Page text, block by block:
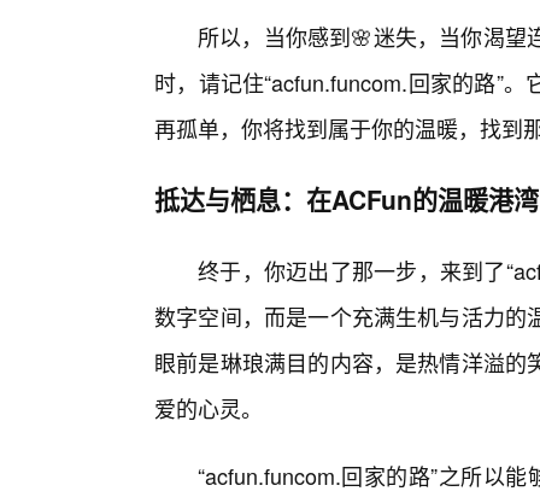
所以，当你感到🌸迷失，当你渴
时，请记住“acfun.funcom.回家的路”
再孤单，你将找到属于你的温暖，找到
抵达与栖息：在ACFun的温暖港
终于，你迈出了那一步，来到了
数字空间，而是一个充满生机与活力
眼前是琳琅满目的内容，是热情洋溢
爱的心灵。
“acfun.funcom.回家的路”之所以